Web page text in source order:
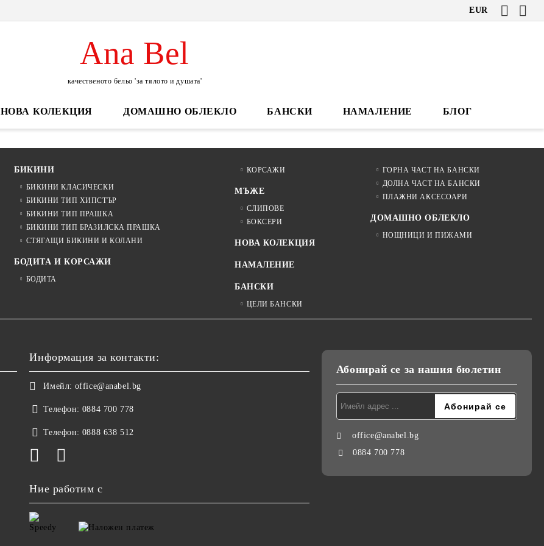
EUR
Ana Bel
качественото бельо 'за тялото и душата'
НОВА КОЛЕКЦИЯ ДОМАШНО ОБЛЕКЛО БАНСКИ НАМАЛЕНИЕ БЛОГ
БИКИНИ
БИКИНИ КЛАСИЧЕСКИ
БИКИНИ ТИП ХИПСТЪР
БИКИНИ ТИП ПРАШКА
БИКИНИ ТИП БРАЗИЛСКА ПРАШКА
СТЯГАЩИ БИКИНИ И КОЛАНИ
БОДИТА И КОРСАЖИ
БОДИТА
КОРСАЖИ
МЪЖЕ
СЛИПОВЕ
БОКСЕРИ
НОВА КОЛЕКЦИЯ
НАМАЛЕНИЕ
БАНСКИ
ЦЕЛИ БАНСКИ
ГОРНА ЧАСТ НА БАНСКИ
ДОЛНА ЧАСТ НА БАНСКИ
ПЛАЖНИ АКСЕСОАРИ
ДОМАШНО ОБЛЕКЛО
НОЩНИЦИ И ПИЖАМИ
Информация за контакти:
Имейл: office@anabel.bg
Телефон: 0884 700 778
Телефон: 0888 638 512
Ние работим с
Абонирай се за нашия бюлетин
office@anabel.bg
0884 700 778